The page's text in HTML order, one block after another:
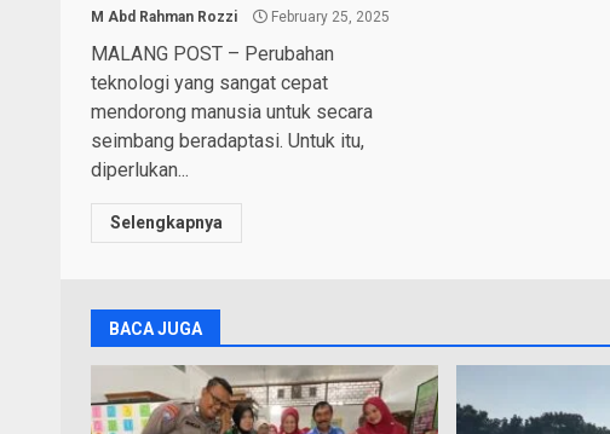
M Abd Rahman Rozzi February 25, 2025
MALANG POST – Perubahan
teknologi yang sangat cepat
mendorong manusia untuk secara
seimbang beradaptasi. Untuk itu,
diperlukan...
Selengkapnya
BACA JUGA